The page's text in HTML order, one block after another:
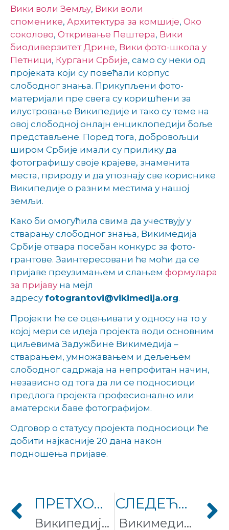
Вики воли Земљу, Вики воли
споменике, Архитектура за комшије, Око
соколово, Откривање Пештера, Вики
биодиверзитет Дрине, Вики фото-школа у
Петници, Кургани Србије, само су неки од
пројеката који су повећали корпус
слободног знања. Прикупљени фото-
материјали пре свега су коришћени за
илустровање Википедије и тако су теме на
овој слободној онлајн енциклопедији боље
представљене. Поред тога, добровољци
широм Србије имали су прилику да
фотографишу своје крајеве, знаменита
места, природу и да упознају све кориснике
Википедије о разним местима у нашој
земљи.
Како би омогућила свима да учествују у
стварању слободног знања, Викимедија
Србије отвара посебан конкурс за фото-
грантове. Заинтересовани ће моћи да се
пријаве преузимањем и слањем формулара
за пријаву на мејл
адресуfotograntovi@vikimedija.org.
Пројекти ће се оцењивати у односу на то у
којој мери се идеја пројекта води основним
циљевима Задужбине Викимедија –
стварањем, умножавањем и дељењем
слободног садржаја на непрофитан начин,
независно од тога да ли се подносиоци
предлога пројекта професионално или
аматерски баве фотографијом.
Одговор о статусу пројекта подносиоци ће
добити најкасније 20 дана након
подношења пријаве.
ПРЕТХОДНИ ЧЛАНАК
Википедија прославила 15. рођендан
СЛЕДЕЋИ ЧЛАНАК
Викимедија Србије отворила конкурс за фото-грантове